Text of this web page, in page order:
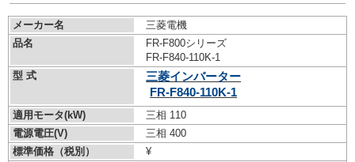
メーカー名
三菱電機
品名
FR-F800シリーズ
FR-F840-110K-1
型 式
三菱インバーター
FR-F840-110K-1
適用モータ(kW)
三相 110
電源電圧(V)
三相 400
標準価格（税別）
¥